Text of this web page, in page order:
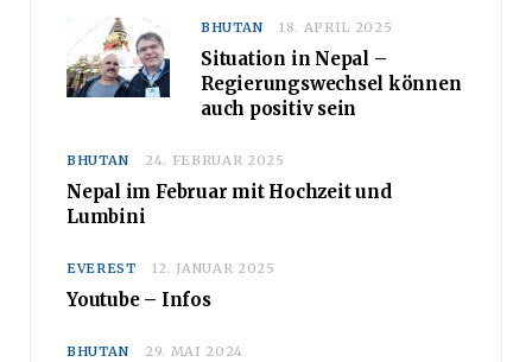
BHUTAN 18. APRIL 2025
Situation in Nepal –
Regierungswechsel können
auch positiv sein
BHUTAN 24. FEBRUAR 2025
Nepal im Februar mit Hochzeit und
Lumbini
EVEREST 12. JANUAR 2025
Youtube – Infos
BHUTAN 29. MAI 2024